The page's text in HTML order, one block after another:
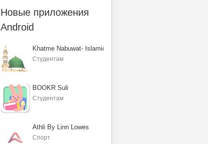
Новые приложения
Android
Khatme Nabuwat- Islamic Books
Студентам
BOOKR Suli
Студентам
Athli By Linn Lowes
Спорт